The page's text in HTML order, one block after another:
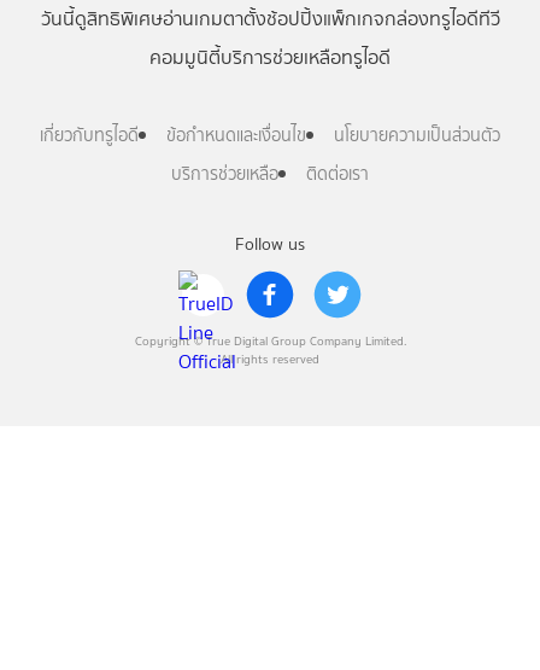
Follow us
Copyright © True Digital Group Company Limited.
All rights reserved
วันนี้ดูสิทธิพิเศษอ่านเกมตาตั้งช้อปปิ้งแพ็กเกจกล่องทรูไอดีทีวี
คอมมูนิตี้บริการช่วยเหลือทรูไอดี
เกี่ยวกับทรูไอดี ข้อกำหนดและเงื่อนไข
นโยบายความเป็นส่วนตัว
บริการช่วยเหลือ
ติดต่อเรา